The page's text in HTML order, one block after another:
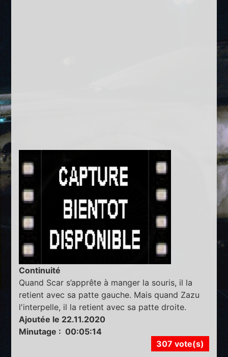
Continuité
Quand Scar s’apprête à manger la souris, il la
retient avec sa patte gauche. Mais quand Zazu
l'interpelle, il la retient avec sa patte droite.
Ajoutée le 22.11.2020
Minutage : 00:05:14
307 vote(s)